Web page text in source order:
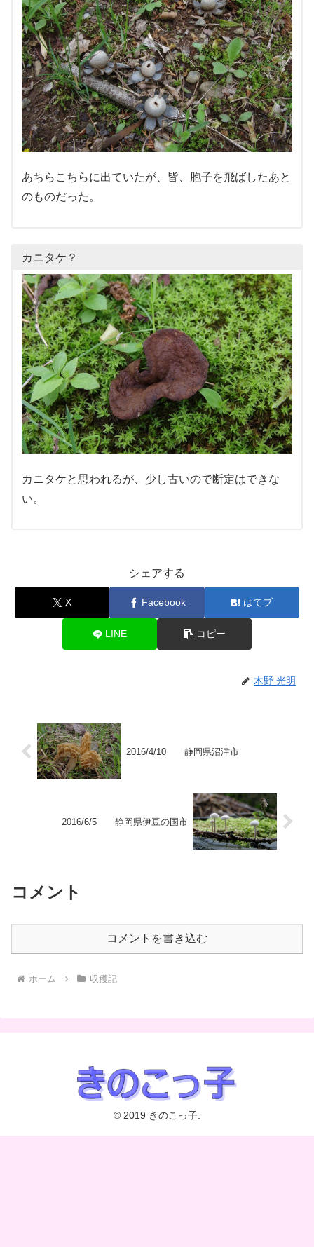
あちらこちらに出ていたが、皆、胞子を飛ばしたあと
のものだった。
カニタケ？
カニタケと思われるが、少し古いので断定はできな
い。
シェアする
X Facebook はてブ
LINE コピー
木野 光明
2016/4/10 静岡県沼津市
2016/6/5 静岡県伊豆の国市
コメント
コメントを書き込む
ホーム 収穫記
© 2019 きのこっ子.